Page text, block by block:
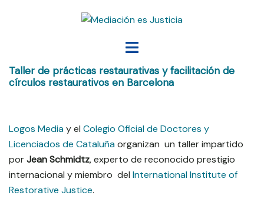
Alternar
Taller de prácticas restaurativas y facilitación de
círculos restaurativos en Barcelona
Logos Mediay el Colegio Oficial de Doctores y
Licenciados de Cataluñaorganizan un taller impartido
porJean Schmidtz, experto de reconocido prestigio
internacional y miembro del International Institute of
Restorative Justice.